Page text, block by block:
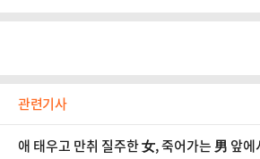
관련기사
애 태우고 만취 질주한 女, 죽어가는 男 앞